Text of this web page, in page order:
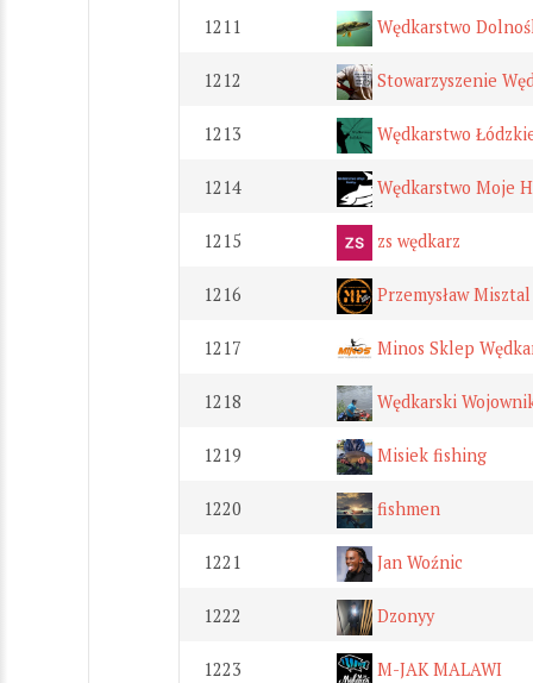
1211 Wędkarstwo
1212 Stowarzyszenie
1213 Wędkarstwo
1214 Wędkarstwo Moje
1215 zs wędkarz
1216 Przemysław Misztal
1217 Minos Sklep
1218 Wędkarski
1219 Misiek fishing
1220 fishmen
1221 Jan Woźnic
1222 Dzonyy
1223 M-JAK MALAWI